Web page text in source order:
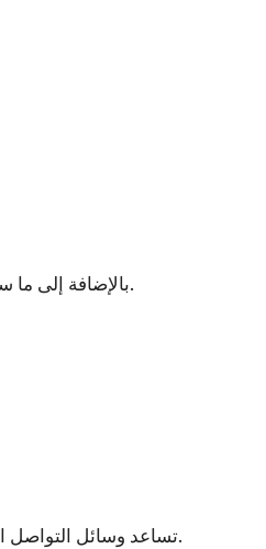
بالإضافة إلى ما سبق، يعتبر التحليل المتواصل للأسواق والتفاعل مع العملاء من العوامل الحاسمة في تحقيق النجاح في مجال التجارة الالكترونية.
تساعد وسائل التواصل الاجتماعي على الترويج لمنتجاتك وبناء علاقات قوية مع العملاء من خلال التفاعل الدائم وإجراء المسابقات والحملات التسويقية.